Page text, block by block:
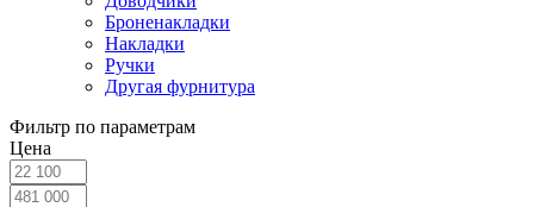
Броненакладки
Накладки
Ручки
Другая фурнитура
Фильтр по параметрам
Цена